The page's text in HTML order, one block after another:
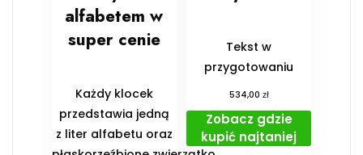
alfabetem w
super cenie
Każdy klocek
przedstawia jedną
z liter alfabetu oraz
Tekst w
przygotowaniu
534,00 zł
Zobacz gdzie
kupić najtaniej